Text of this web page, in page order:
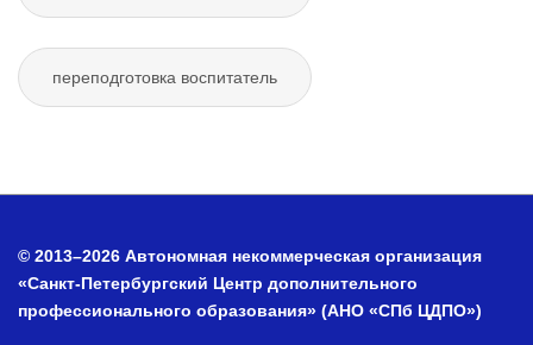
переподготовка воспитатель
© 2013–2026 Автономная некоммерческая организация
«Санкт-Петербургский Центр дополнительного
профессионального образования» (АНО «СПб ЦДПО»)